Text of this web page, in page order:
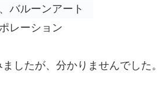
バルーンアート
レーション
したが、分かりませんでした。